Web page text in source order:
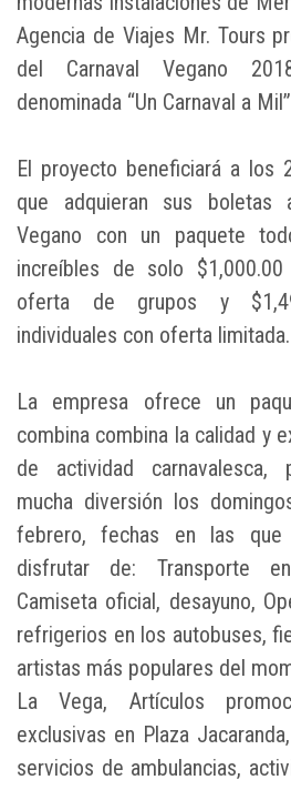
Agencia de Viajes Mr. Tours
del Carnaval Vegano
denominada “Un Carnaval a Mil”
El proyecto beneficiará a los
que adquieran sus boletas
Vegano con un paquete
increíbles de solo
oferta de grupos y
individuales con oferta limitada.
La empresa ofrece un
combina combina la calidad y
de actividad carnavalesca,
mucha diversión los
febrero, fechas en las que
disfrutar de: Transporte
Camiseta oficial, desayuno,
refrigerios en los autobuses,
artistas más populares del
La Vega, Artículos
exclusivas en Plaza
servicios de ambulancias,